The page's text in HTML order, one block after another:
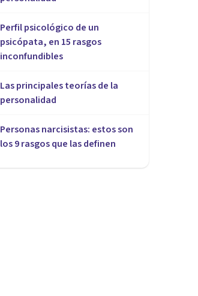
Perfil psicológico de un
psicópata, en 15 rasgos
inconfundibles
Las principales teorías de la
personalidad
Personas narcisistas: estos son
los 9 rasgos que las definen